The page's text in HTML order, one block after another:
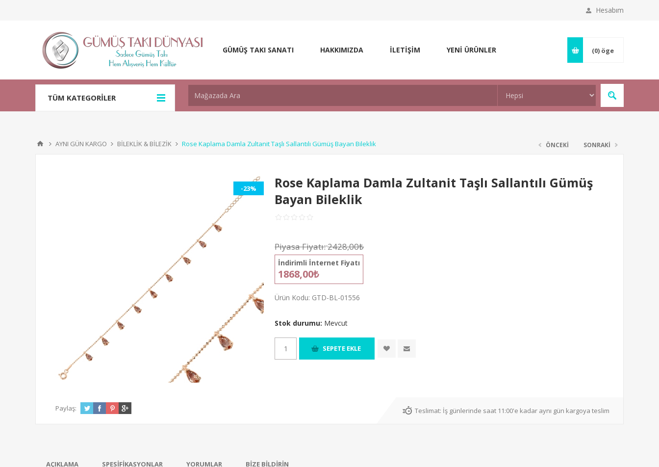
Hesabım
GÜMÜŞ TAKI SANATI HAKKIMIZDA İLETİŞİM YENİ ÜRÜNLER (0) öge
TÜM KATEGORİLER
AYNI GÜN KARGO BİLEKLİK & BİLEZİK Rose Kaplama Damla Zultanit Taşlı Sallantılı Gümüş Bayan Bileklik ÖNCEKİ SONRAKİ
-23%
Rose Kaplama Damla Zultanit Taşlı Sallantılı Gümüş
Bayan Bileklik
Piyasa Fiyatı:2428,00₺
İndirimli İnternet Fiyatı
1868,00₺
Ürün Kodu: GTD-BL-01556
Stok durumu: Mevcut
Paylaş: Teslimat: İş günlerinde saat 11:00'e kadar aynı gün kargoya teslim
AÇIKLAMA SPESİFİKASYONLAR YORUMLAR BİZE BİLDİRİN